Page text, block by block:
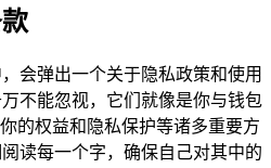
会弹出一个关于隐私政策和使用
不能忽视，它们就像是你与钱包
的权益和隐私保护等诸多重要方
读每一个字，确保自己对其中的